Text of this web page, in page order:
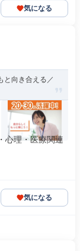
気になる
と向き合える／
心理・医療関連
気になる